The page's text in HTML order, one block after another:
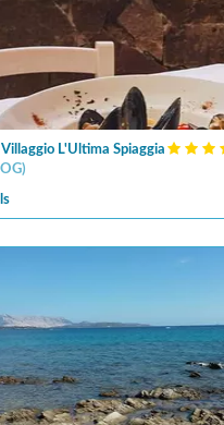
L'Ultima Spiaggia
OG)